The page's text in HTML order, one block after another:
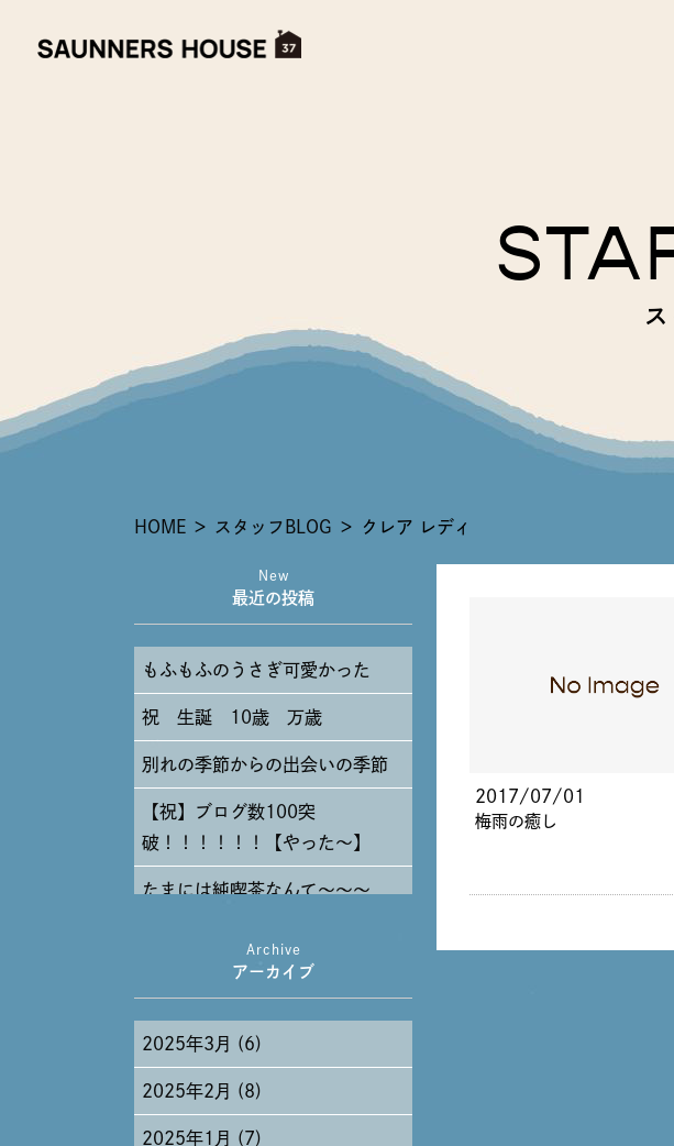
HOME ＞ スタッフBLOG ＞ クレア レディ
2017/07/01
梅雨の癒し
New
最近の投稿
もふもふのうさぎ可愛かった
祝 生誕 10歳 万歳
別れの季節からの出会いの季節
【祝】ブログ数100突
破！！！！！！【やった～】
たまには純喫茶なんて～～～
Archive
アーカイブ
2025年3月 (6)
2025年2月 (8)
2025年1月 (7)